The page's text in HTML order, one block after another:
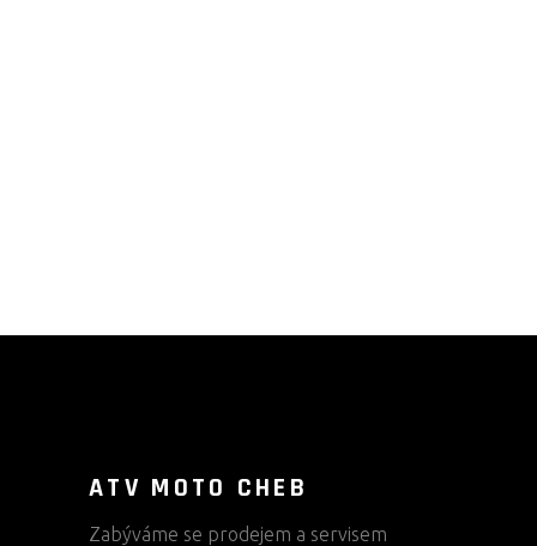
ATV MOTO CHEB
Zabýváme se prodejem a servisem